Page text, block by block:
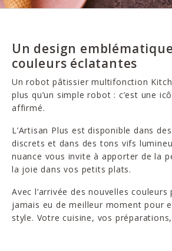
Un design
couleurs éclatantes
Un robot pâtissier multifonction
plus qu’un simple robot : c’est une
affirmé.
L’Artisan Plus est disponible dans
discrets et dans des tons vifs
nuance vous invite à apporter de la
la joie dans vos petits plats.
Avec l’arrivée des nouvelles couleurs
jamais eu de meilleur moment pour
style. Votre cuisine, vos